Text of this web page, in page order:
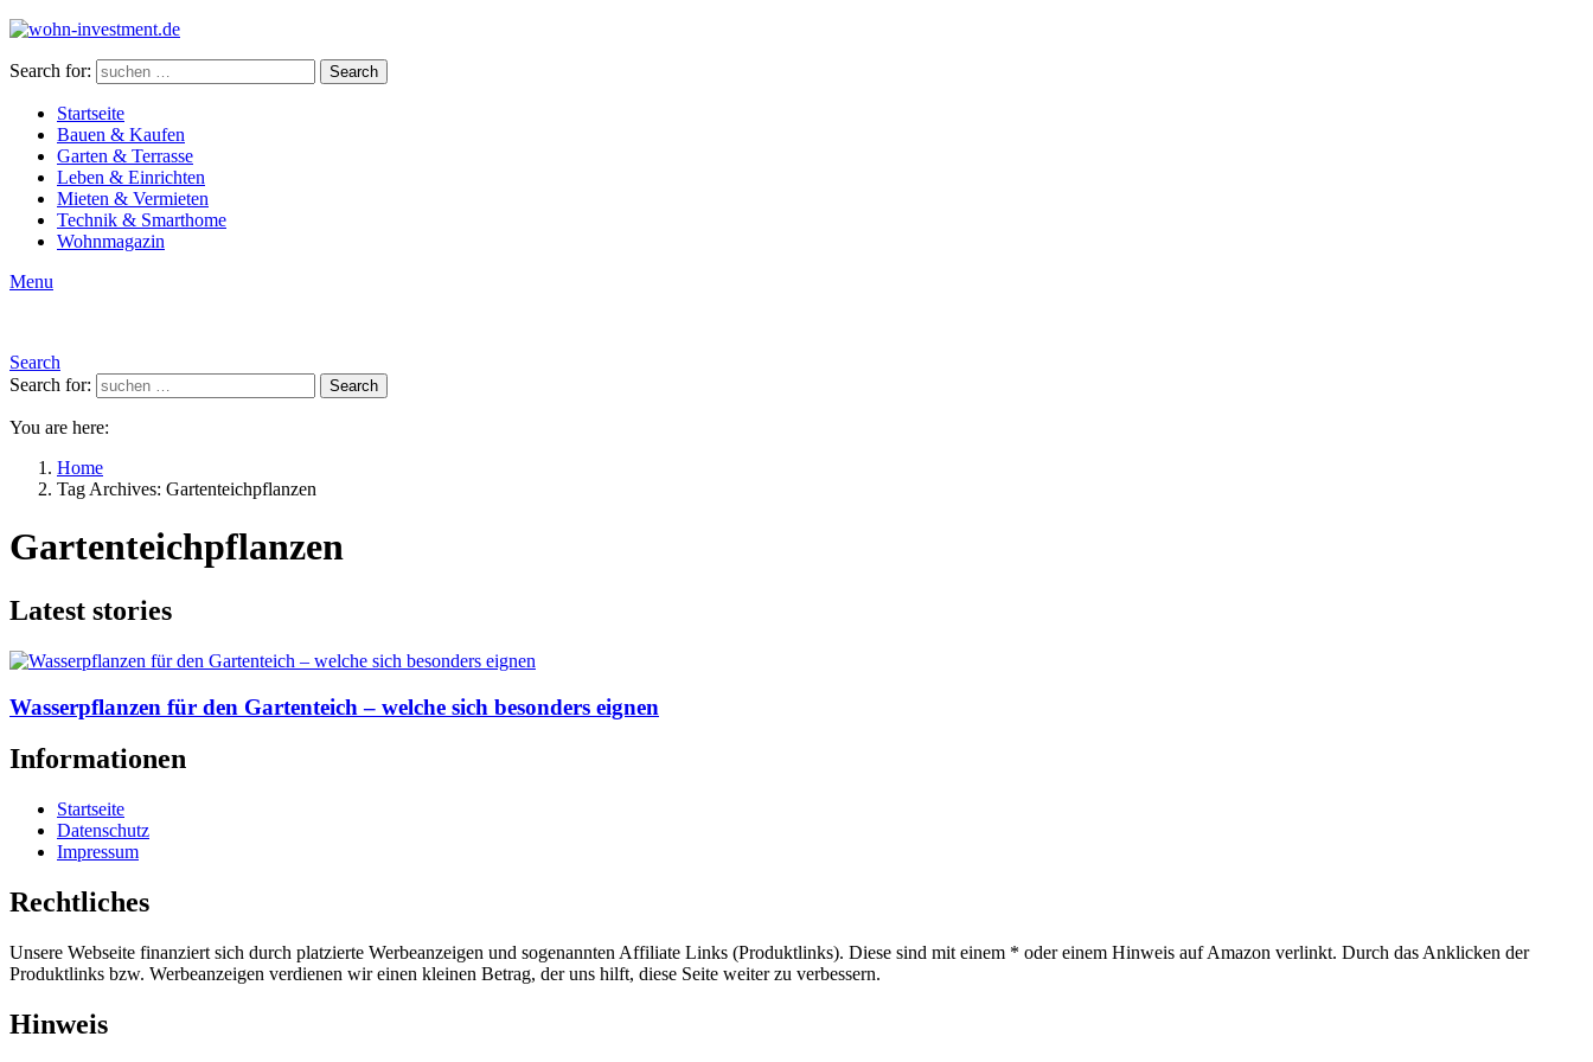
Search for: Search
Startseite
Bauen & Kaufen
Garten & Terrasse
Leben & Einrichten
Mieten & Vermieten
Technik & Smarthome
Wohnmagazin
Menu
Search
Search for:
Search
You are here:
Home
Tag Archives: Gartenteichpflanzen
Gartenteichpflanzen
Latest stories
Wasserpflanzen für den Gartenteich – welche sich besonders eignen
Informationen
Startseite
Datenschutz
Impressum
Rechtliches
Unsere Webseite finanziert sich durch platzierte Werbeanzeigen und sogenannten Affiliate Links (Produktlinks). Diese sind mit einem * oder einem Hinweis auf Amazon verlinkt. Durch das Anklicken der
Produktlinks bzw. Werbeanzeigen verdienen wir einen kleinen Betrag, der uns hilft, diese Seite weiter zu verbessern.
Hinweis